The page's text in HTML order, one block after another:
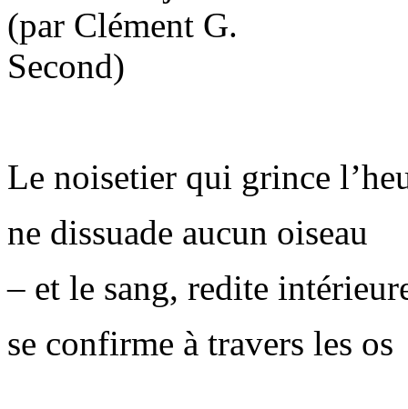
Le noisetier qui grince
ne dissuade aucun oiseau
– et le sang, redite
se confirme à travers les os